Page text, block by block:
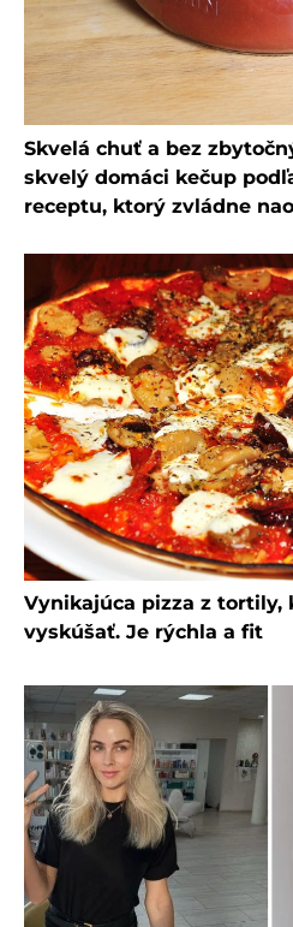
Skvelá chuť a bez
skvelý domáci kečup
receptu, ktorý zvládne
Vynikajúca pizza z tortily,
vyskúšať. Je rýchla a fit